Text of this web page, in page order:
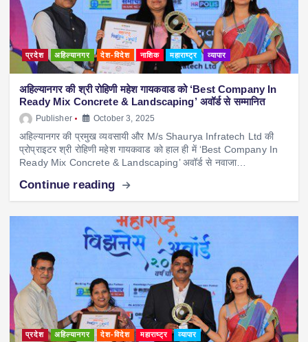
प्रदेश अहिल्यानगर देश-विदेश नाशिक महाराष्ट्र व्यापार
अहिल्यानगर की श्री रोहिणी महेश गायकवाड को ‘Best Company In
Ready Mix Concrete & Landscaping’ अवॉर्ड से सम्मानित
Publisher October 3, 2025
अहिल्यानगर की प्रमुख व्यवसायी और M/s Shaurya Infratech Ltd की
प्रोप्राइटर श्री रोहिणी महेश गायकवाड को हाल ही में ‘Best Company In
Ready Mix Concrete & Landscaping’ अवॉर्ड से नवाजा…
Continue reading
प्रदेश अहिल्यानगर देश-विदेश महाराष्ट्र व्यापार